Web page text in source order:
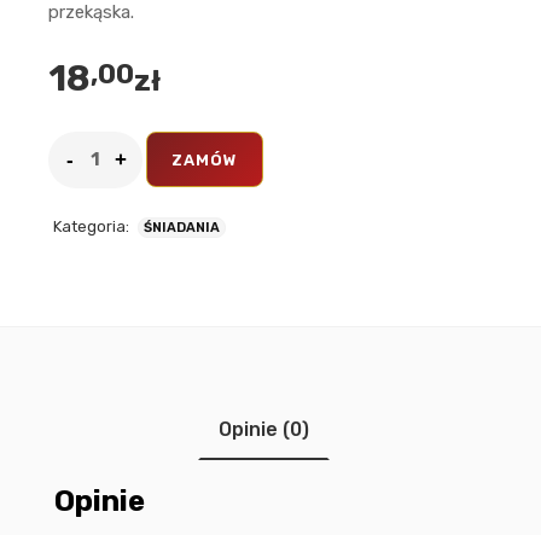
przekąska.
18,00zł
ZAMÓW
Kategoria: ŚNIADANIA
Opinie (0)
Opinie